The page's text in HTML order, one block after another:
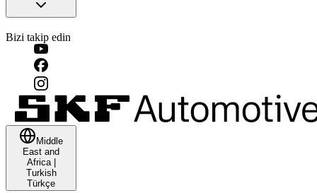
Bizi takip edin
Middle
East and
Africa|
Turkish
Türkçe